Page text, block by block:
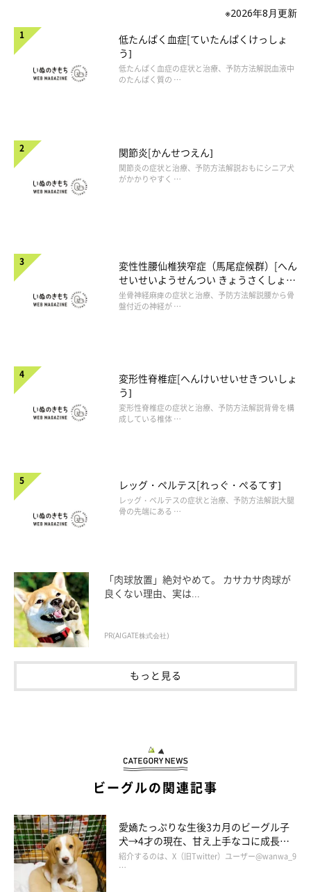
※2026年8月更新
低たんぱく血症[ていたんぱくけっしょ
う]
低たんぱく血症の症状と治療、予防方法解説血液中
のたんぱく質の …
関節炎[かんせつえん]
関節炎の症状と治療、予防方法解説おもにシニア犬
がかかりやすく …
変性性腰仙椎狭窄症（馬尾症候群）[へん
せいせいようせんつい きょうさくしょう
（ばびしょうこうぐん）]
坐骨神経麻痺の症状と治療、予防方法解説腰から骨
盤付近の神経が …
変形性脊椎症[へんけいせいせきついしょ
う]
変形性脊椎症の症状と治療、予防方法解説背骨を構
成している椎体 …
レッグ・ペルテス[れっぐ・ぺるてす]
レッグ・ペルテスの症状と治療、予防方法解説大腿
骨の先端にある …
「肉球放置」絶対やめて。 カサカサ肉球が
良くない理由、実は...
PR(AIGATE株式会社)
もっと見る
ビーグルの関連記事
愛嬌たっぷりな生後3カ月のビーグル子
犬→4才の現在、甘え上手なコに成長！
「なくてはならない存在」に
紹介するのは、X（旧Twitter）ユーザー@wanwa_9
…